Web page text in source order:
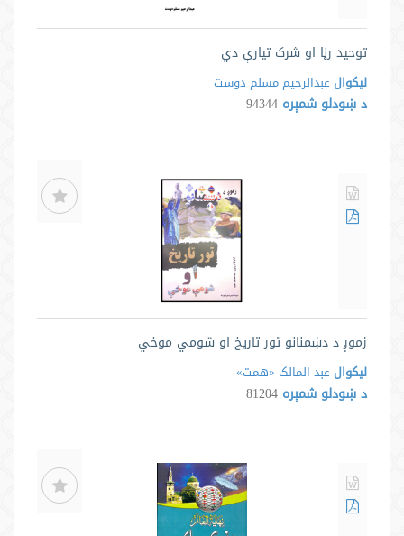
توحيد رڼا او شرک تيارې دي
لیکوال عبدالرحیم مسلم دوست
د ښودلو شمېره 94344
زموږ د دښمنانو تور تاريخ او شومي موخي
لیکوال عبد المالک «همت»
د ښودلو شمېره 81204